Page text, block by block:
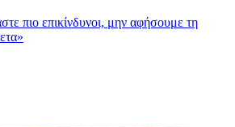
πιο επικίνδυνοι, μην αφήσουμε τη